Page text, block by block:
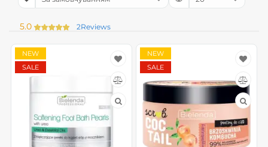
5.0 2Reviews
NEW
SALE
NEW
SALE